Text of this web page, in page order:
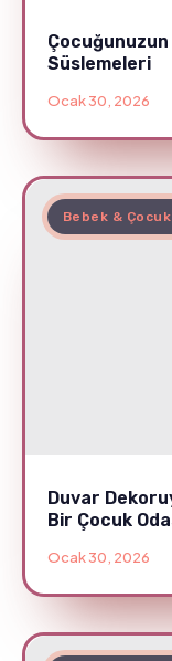
Süslemeleri
Ocak 30, 2026
Bebek & Çocuk
Duvar
Bir Çocuk
Ocak 30, 2026